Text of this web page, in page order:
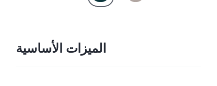
الميزات الأساسية